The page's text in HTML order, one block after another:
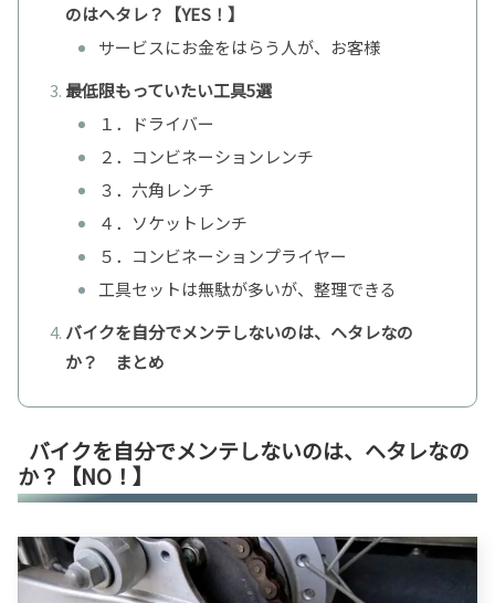
のはヘタレ？【YES！】
サービスにお金をはらう人が、お客様
最低限もっていたい工具5選
１．ドライバー
２．コンビネーションレンチ
３．六角レンチ
４．ソケットレンチ
５．コンビネーションプライヤー
工具セットは無駄が多いが、整理できる
バイクを自分でメンテしないのは、ヘタレなの
か？ まとめ
バイクを自分でメンテしないのは、ヘタレなの
か？【NO！】